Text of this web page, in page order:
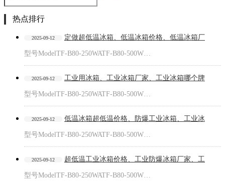
热点排行
2025-09-12 定做超低温冰箱、低温冰箱价格、低温冰箱厂
型号ModelTF-B80-250WATF-B80-500W…
2025-09-12 工业用冰箱、工业冰箱厂家、工业冰箱哪个牌
型号ModelTF-B80-250WATF-B80-500W…
2025-09-12 低温冰箱超低温价格、防爆工业冰箱、工业冰
型号ModelTF-B80-250WATF-B80-500W…
2025-09-12 超低温工业冰箱价格、工业防爆冰箱厂家、工
型号ModelTF-B80-250WATF-B80-500W…